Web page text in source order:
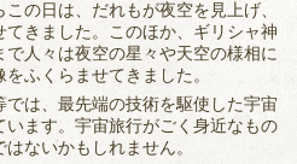
の日は、だれもが夜空を見上げ、
きました。このほか、ギリシャ神
人々は夜空の星々や天空の様相に
ふくらませてきました。
は、最先端の技術を駆使した宇宙
ます。宇宙旅行がごく身近なもの
ないかもしれません。